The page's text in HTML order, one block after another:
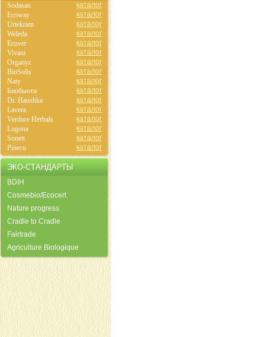
Sodasan
каталог
Ecoway
каталог
Urtekram
каталог
Weleda
каталог
Ecover
каталог
Vivani
каталог
Organyc
каталог
BioSolis
каталог
Naty
каталог
Биобьюти
каталог
Dr. Haushka
каталог
Lavera
каталог
Verdure Herbals
каталог
Logona
каталог
Sonett
каталог
Pineco
каталог
ЭКО-СТАНДАРТЫ
BDIH
Cosmebio/Ecocert
Nature progress
Cradle to Cradle
Fairtrade
Agriculture Biologique